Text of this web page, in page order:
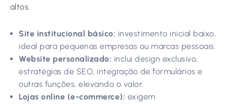
altos.
Site institucional básico: investimento inicial baixo,
ideal para pequenas empresas ou marcas pessoais.
Website personalizado: inclui design exclusivo,
estratégias de SEO, integração de formulários e
outras funções, elevando o valor.
Lojas online (e-commerce): exigem